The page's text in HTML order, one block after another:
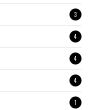
3
4
4
4
1